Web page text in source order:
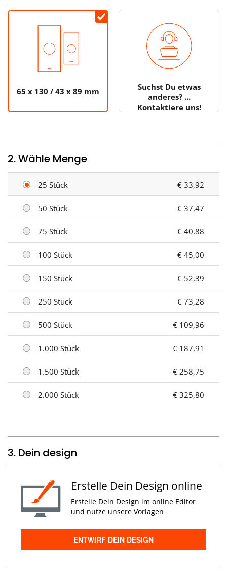
65 x 130 / 43 x 89 mm
Suchst Du etwas
anderes? ...
Kontaktiere uns!
2. Wähle Menge
25 Stück € 33,92
50 Stück € 37,47
75 Stück € 40,88
100 Stück € 45,00
150 Stück € 52,39
250 Stück € 73,28
500 Stück € 109,96
1.000 Stück € 187,91
1.500 Stück € 258,75
2.000 Stück € 325,80
3. Dein design
Erstelle Dein Design online
Erstelle Dein Design im online Editor
und nutze unsere Vorlagen
ENTWIRF DEIN DESIGN